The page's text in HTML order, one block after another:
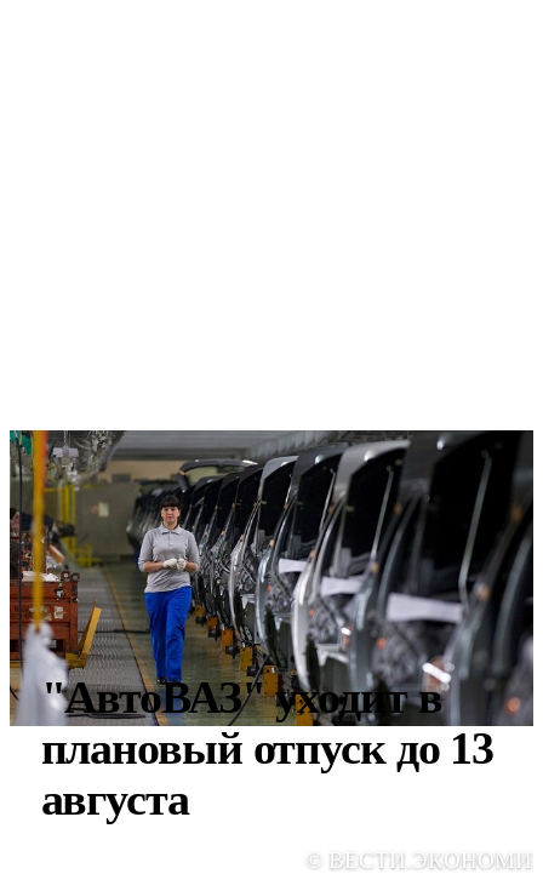
"АвтоВАЗ" уходит в
плановый отпуск до 13
августа
©